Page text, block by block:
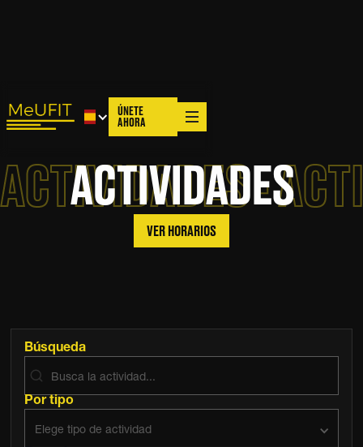
ÚNETE
AHORA
ACTIVIDADES ·
ACTIVI DADES
VER HORARIOS
Búsqueda
Por tipo
Elege tipo de actividad